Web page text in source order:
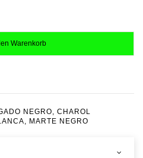
Warenkorb
NEGRO, CHAROL
MARTE NEGRO